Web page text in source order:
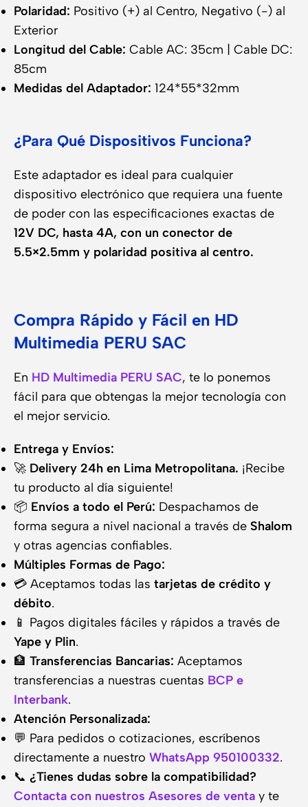
Polaridad: Positivo (+) al Centro, Negativo (-) al
Exterior
Longitud del Cable: Cable AC: 35cm | Cable DC:
85cm
Medidas del Adaptador: 124*55*32mm
¿Para Qué Dispositivos Funciona?
Este adaptador es ideal para cualquier
dispositivo electrónico que requiera una fuente
de poder con las especificaciones exactas de
12V DC, hasta 4A, con un conector de
5.5×2.5mm y polaridad positiva al centro.
Compra Rápido y Fácil en HD
Multimedia PERU SAC
En HD Multimedia PERU SAC, te lo ponemos
fácil para que obtengas la mejor tecnología con
el mejor servicio.
Entrega y Envíos:
🚀 Delivery 24h en Lima Metropolitana. ¡Recibe
tu producto al día siguiente!
📦 Envíos a todo el Perú: Despachamos de
forma segura a nivel nacional a través de Shalom
y otras agencias confiables.
Múltiples Formas de Pago:
💳 Aceptamos todas las tarjetas de crédito y
débito.
📱 Pagos digitales fáciles y rápidos a través de
Yape y Plin.
🏦 Transferencias Bancarias: Aceptamos
transferencias a nuestras cuentas BCP e
Interbank.
Atención Personalizada:
💬 Para pedidos o cotizaciones, escríbenos
directamente a nuestro WhatsApp 950100332.
📞 ¿Tienes dudas sobre la compatibilidad?
Contacta con nuestros Asesores de venta y te